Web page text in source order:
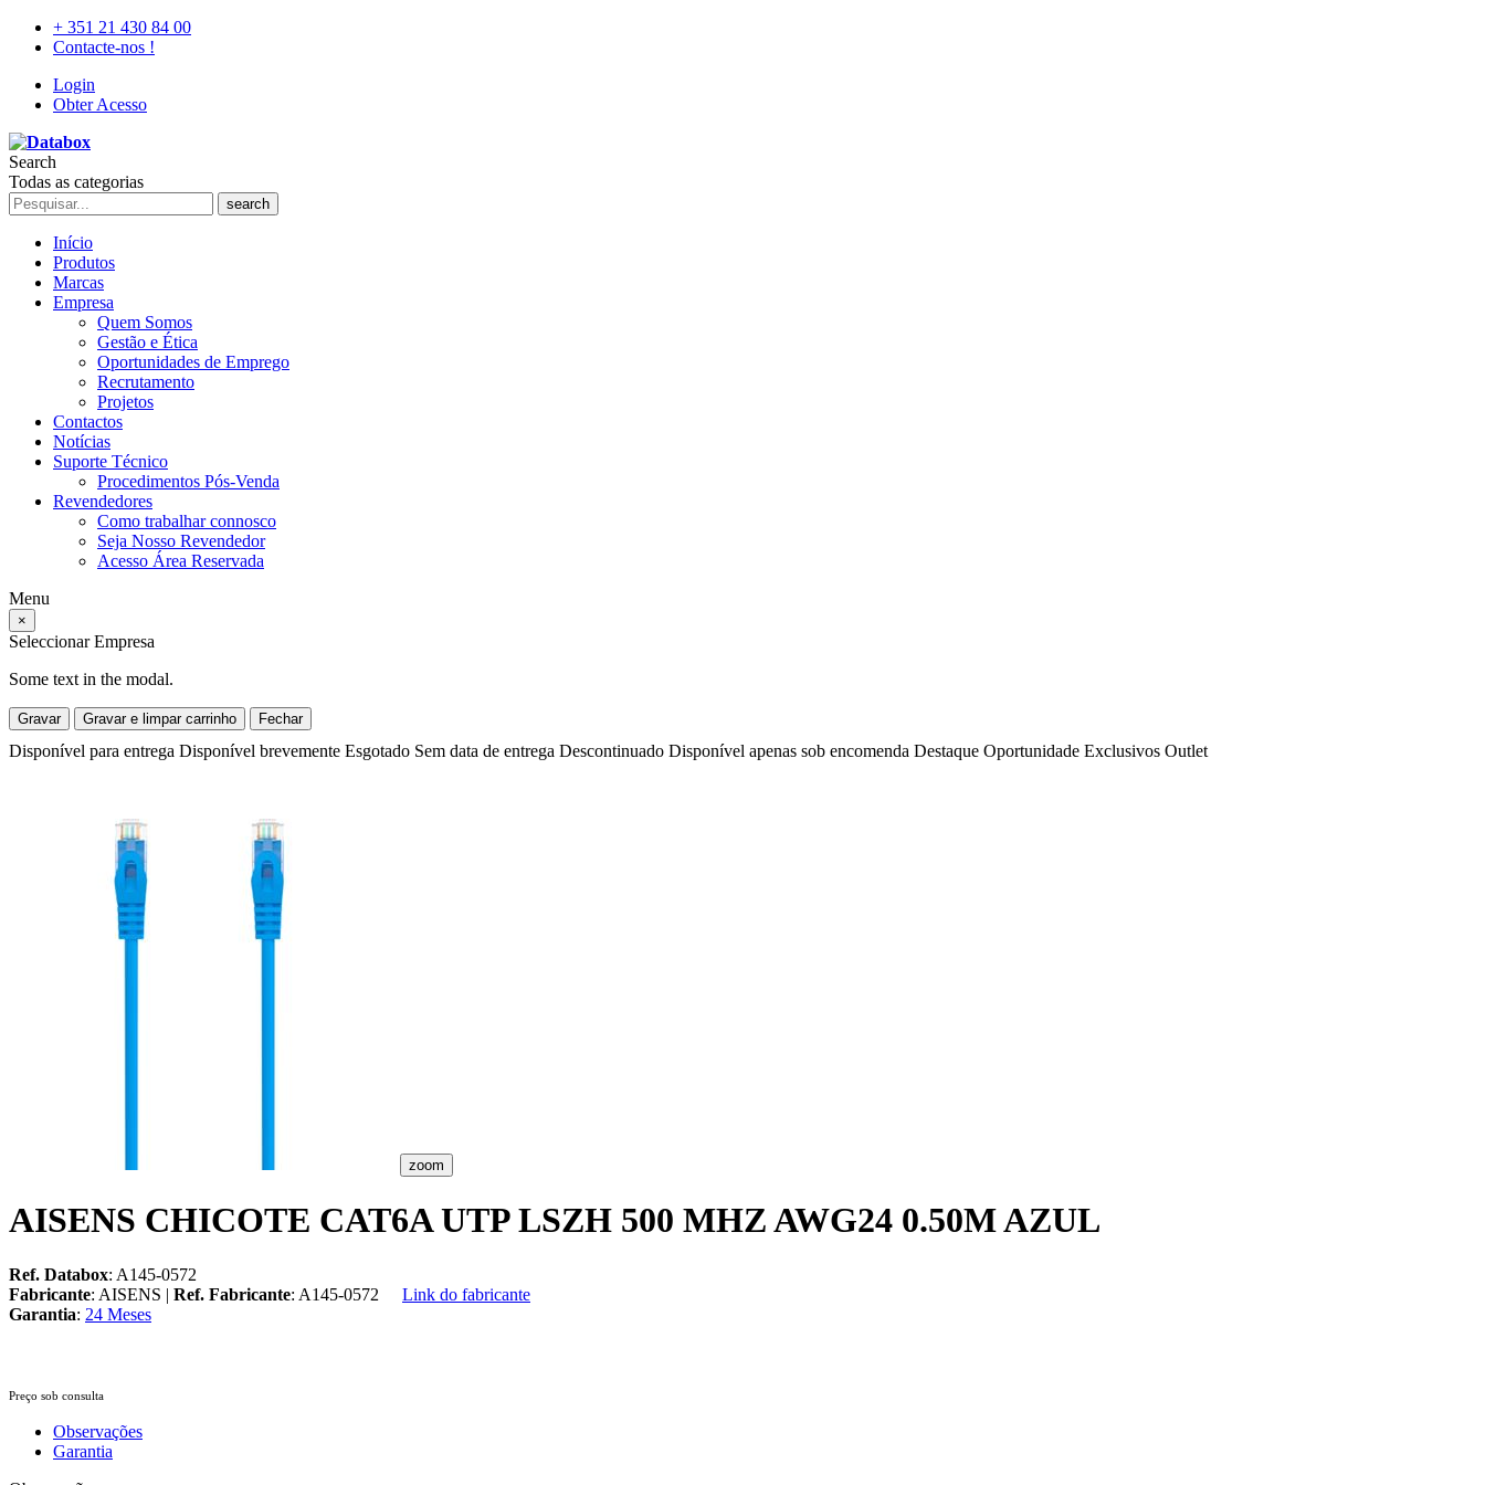
+ 351 21 430 84 00
Contacte-nos !
Login
Obter Acesso
Search
Todas as categorias
search
Início
Produtos
Marcas
Empresa
Quem Somos
Gestão e Ética
Oportunidades de Emprego
Recrutamento
Projetos
Contactos
Notícias
Suporte Técnico
Procedimentos Pós-Venda
Revendedores
Como trabalhar connosco
Seja Nosso Revendedor
Acesso Área Reservada
Menu
×
Seleccionar Empresa
Some text in the modal.
Gravar Gravar e limpar carrinho Fechar
Disponível para entrega Disponível brevemente Esgotado Sem data de entrega Descontinuado Disponível apenas sob encomenda Destaque Oportunidade Exclusivos Outlet
zoom
AISENS CHICOTE CAT6A UTP LSZH 500 MHZ AWG24 0.50M AZUL
Ref. Databox: A145-0572
Fabricante: AISENS | Ref. Fabricante: A145-0572
Link do fabricante
Garantia: 24 Meses
Preço sob consulta
Observações
Garantia